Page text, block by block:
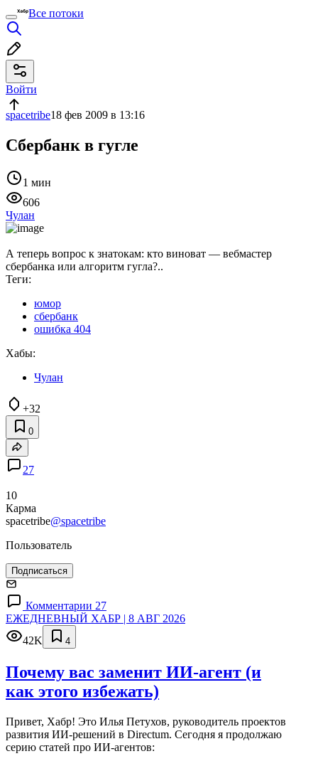
Все потоки
Войти
spacetribe18 фев 2009 в 13:16
Сбербанк в гугле
1 мин
606
Чулан
А теперь вопрос к знатокам: кто виноват — вебмастер
сбербанка или алгоритм гугла?..
Теги:
юмор
сбербанк
ошибка 404
Хабы:
Чулан
+32
0
27
10
Карма
spacetribe@spacetribe
Пользователь
Подписаться
Комментарии 27
ЕЖЕДНЕВНЫЙ ХАБР | 8 АВГ 2026
42K
4
Почему вас заменит ИИ‑агент (и
как этого избежать)
Привет, Хабр! Это Илья Петухов, руководитель проектов
развития ИИ-решений в Directum. Сегодня я продолжаю
серию статей про ИИ-агентов: